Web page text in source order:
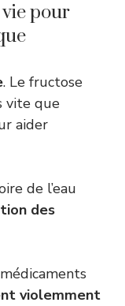
pour
. Le fructose
vite que
aider
de l’eau
des
violemment